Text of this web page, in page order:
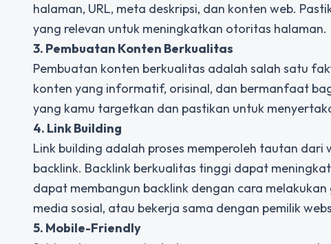
halaman, URL, meta deskripsi, dan konten web.
yang relevan untuk meningkatkan otoritas halaman.
3. Pembuatan Konten Berkualitas
Pembuatan konten berkualitas adalah salah satu
konten yang informatif, orisinal, dan bermanfaat
yang kamu targetkan dan pastikan untuk
4. Link Building
Link building adalah proses memperoleh tautan
backlink. Backlink berkualitas tinggi dapat
dapat membangun backlink dengan cara
media sosial, atau bekerja sama dengan pemilik
5. Mobile-Friendly